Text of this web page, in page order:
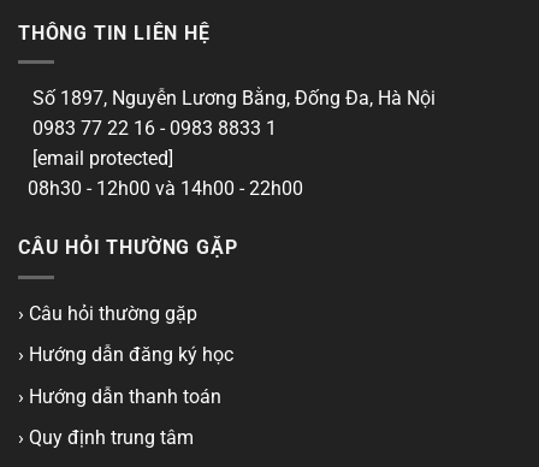
THÔNG TIN LIÊN HỆ
Số 1897, Nguyễn Lương Bằng, Đống Đa, Hà Nội
0983 77 22 16 - 0983 8833 1
[email protected]
08h30 - 12h00 và 14h00 - 22h00
CÂU HỎI THƯỜNG GẶP
› Câu hỏi thường gặp
› Hướng dẫn đăng ký học
› Hướng dẫn thanh toán
› Quy định trung tâm